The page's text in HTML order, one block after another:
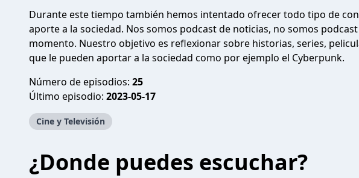
Durante este tiempo también hemos intentado ofrecer todo tipo de
aporte a la sociedad. Nos somos podcast de noticias, no somos
momento. Nuestro objetivo es reflexionar sobre historias, series,
que le pueden aportar a la sociedad como por ejemplo el Cyberpunk.
Número de episodios: 25
Último episodio: 2023-05-17
Cine y Televisión
¿Donde puedes escuchar?